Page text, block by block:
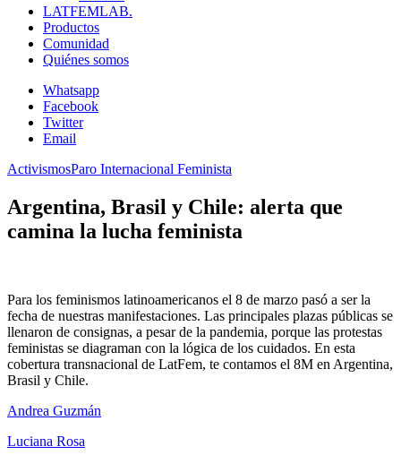
LATFEMLAB.
Productos
Comunidad
Quiénes somos
Whatsapp
Facebook
Twitter
Email
ActivismosParo Internacional Feminista
Argentina, Brasil y Chile: alerta que
camina la lucha feminista
Para los feminismos latinoamericanos el 8 de marzo pasó a ser la
fecha de nuestras manifestaciones. Las principales plazas públicas se
llenaron de consignas, a pesar de la pandemia, porque las protestas
feministas se diagraman con la lógica de los cuidados. En esta
cobertura transnacional de LatFem, te contamos el 8M en Argentina,
Brasil y Chile.
Andrea Guzmán
Luciana Rosa